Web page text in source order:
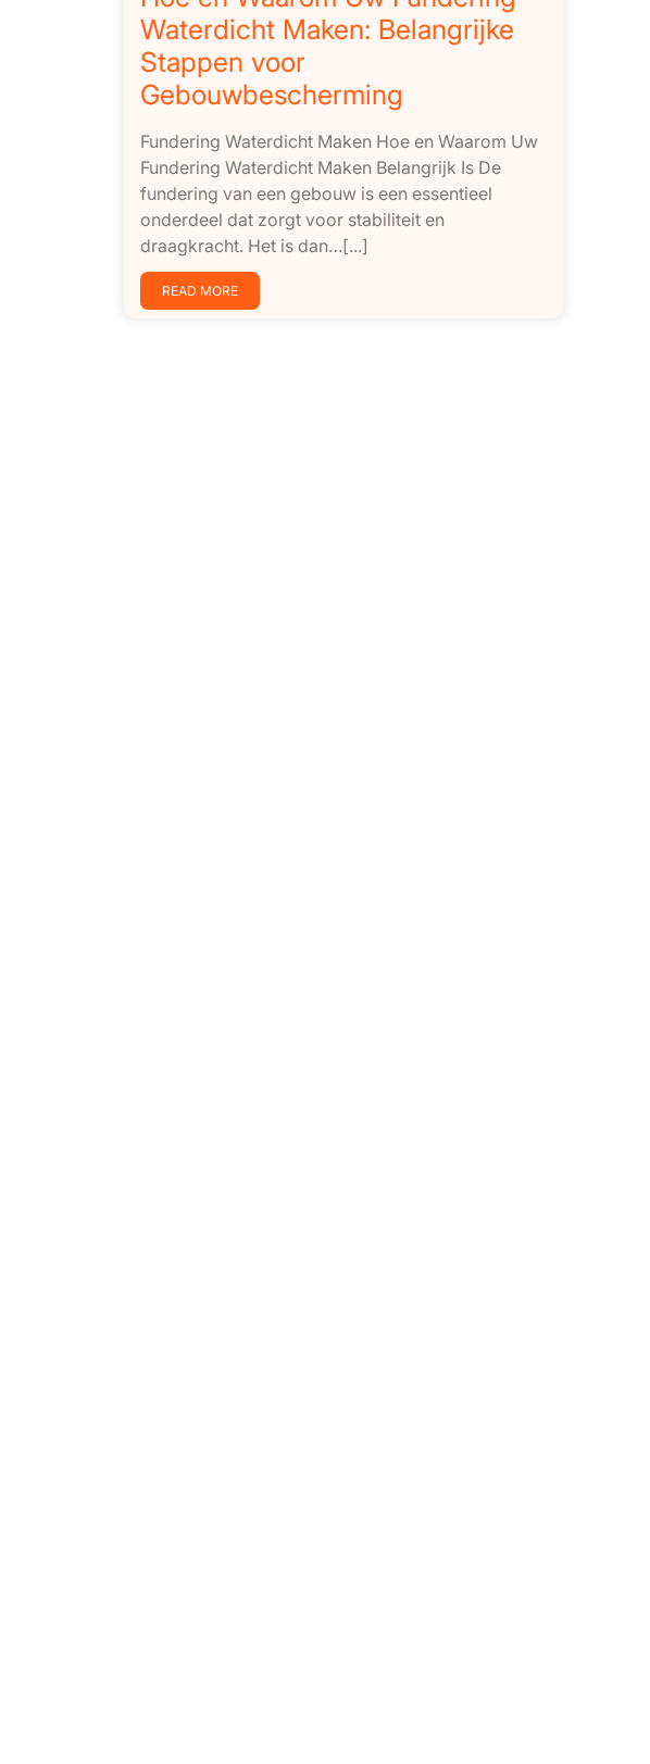
Waterdicht Maken: Belangrijke
Stappen voor
Gebouwbescherming
Fundering Waterdicht Maken Hoe en Waarom Uw
Fundering Waterdicht Maken Belangrijk Is De
fundering van een gebouw is een essentieel
onderdeel dat zorgt voor stabiliteit en
draagkracht. Het is dan…[...]
READ MORE